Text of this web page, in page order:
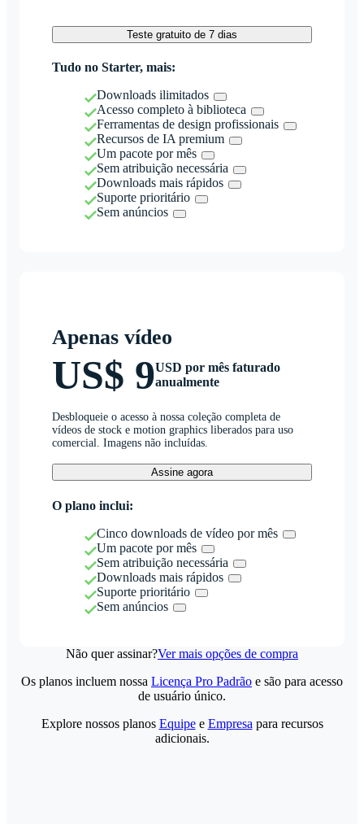
Teste gratuito de 7 dias
Tudo no Starter, mais:
Downloads ilimitados
Acesso completo à biblioteca
Ferramentas de design profissionais
Recursos de IA premium
Um pacote por mês
Sem atribuição necessária
Downloads mais rápidos
Suporte prioritário
Sem anúncios
Apenas vídeo
US$ 9USD por mês faturado
anualmente
Desbloqueie o acesso à nossa coleção completa de
vídeos de stock e motion graphics liberados para uso
comercial. Imagens não incluídas.
Assine agora
O plano inclui:
Cinco downloads de vídeo por mês
Um pacote por mês
Sem atribuição necessária
Downloads mais rápidos
Suporte prioritário
Sem anúncios
Não quer assinar?Ver mais opções de compra
Os planos incluem nossa Licença Pro Padrão e são para acesso
de usuário único.
Explore nossos planos Equipee Empresa para recursos
adicionais.